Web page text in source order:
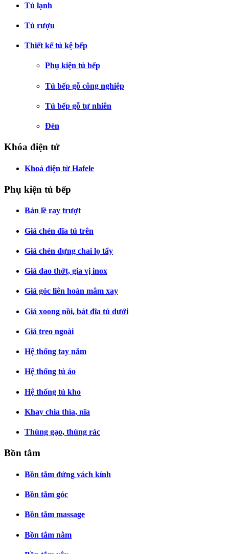
Tủ lạnh
Tủ rượu
Thiết kế tủ kệ bếp
Phụ kiện tủ bếp
Tủ bếp gỗ công nghiệp
Tủ bếp gỗ tự nhiên
Đèn
Khóa điện tử
Khoá điện từ Hafele
Phụ kiện tủ bếp
Bản lề ray trượt
Giá chén đĩa tủ trên
Giá chén đựng chai lọ tẩy
Giá dao thớt, gia vị inox
Giá góc liên hoàn mâm xay
Giá xoong nồi, bát đĩa tủ dưới
Giá treo ngoài
Hệ thống tay nắm
Hệ thống tủ áo
Hệ thống tủ kho
Khay chia thìa, nĩa
Thùng gạo, thùng rác
Bồn tắm
Bồn tắm đứng vách kính
Bồn tắm góc
Bồn tắm massage
Bồn tắm nằm